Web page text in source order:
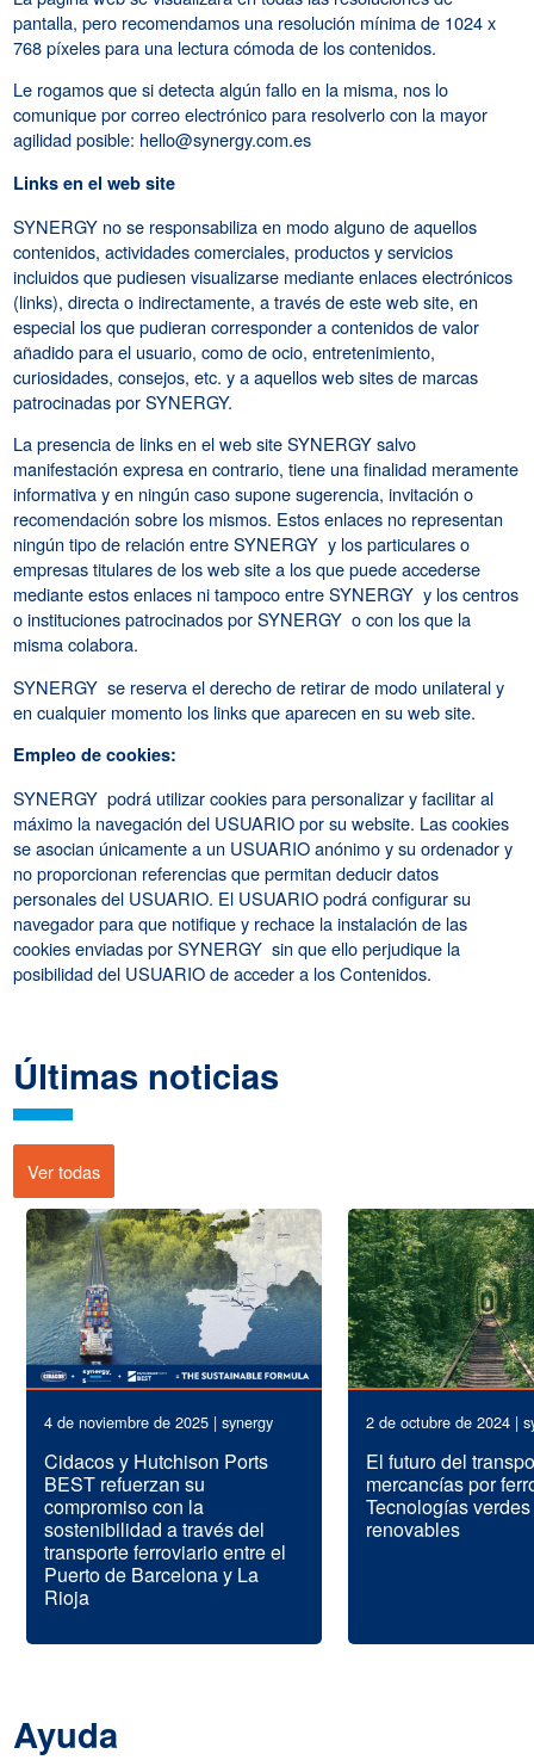
pantalla, pero recomendamos una resolución mínima de 1024 x
768 píxeles para una lectura cómoda de los contenidos.
Le rogamos que si detecta algún fallo en la misma, nos lo
comunique por correo electrónico para resolverlo con la mayor
agilidad posible: hello@synergy.com.es
Links en el web site
SYNERGY no se responsabiliza en modo alguno de aquellos
contenidos, actividades comerciales, productos y servicios
incluidos que pudiesen visualizarse mediante enlaces electrónicos
(links), directa o indirectamente, a través de este web site, en
especial los que pudieran corresponder a contenidos de valor
añadido para el usuario, como de ocio, entretenimiento,
curiosidades, consejos, etc. y a aquellos web sites de marcas
patrocinadas por SYNERGY.
La presencia de links en el web site SYNERGY salvo
manifestación expresa en contrario, tiene una finalidad meramente
informativa y en ningún caso supone sugerencia, invitación o
recomendación sobre los mismos. Estos enlaces no representan
ningún tipo de relación entre SYNERGY y los particulares o
empresas titulares de los web site a los que puede accederse
mediante estos enlaces ni tampoco entre SYNERGY y los centros
o instituciones patrocinados por SYNERGY o con los que la
misma colabora.
SYNERGY se reserva el derecho de retirar de modo unilateral y
en cualquier momento los links que aparecen en su web site.
Empleo de cookies:
SYNERGY podrá utilizar cookies para personalizar y facilitar al
máximo la navegación del USUARIO por su website. Las cookies
se asocian únicamente a un USUARIO anónimo y su ordenador y
no proporcionan referencias que permitan deducir datos
personales del USUARIO. El USUARIO podrá configurar su
navegador para que notifique y rechace la instalación de las
cookies enviadas por SYNERGY sin que ello perjudique la
posibilidad del USUARIO de acceder a los Contenidos.
Últimas noticias
Ver todas
4 de noviembre de 2025 | synergy
Cidacos y Hutchison Ports
BEST refuerzan su
compromiso con la
sostenibilidad a través del
transporte ferroviario entre el
Puerto de Barcelona y La
Rioja
2 de octubre de 2024 |
El futuro del
mercancías por
Tecnologías
renovables
Ayuda